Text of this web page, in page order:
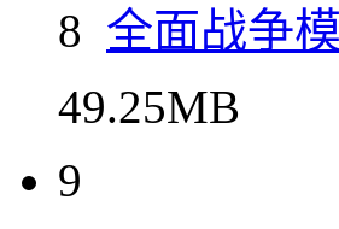
8 全面战争
49.25MB
9